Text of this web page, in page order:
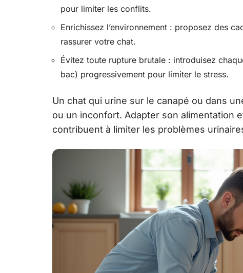
pour limiter les conflits.
Enrichissez l’environnement : proposez des
rassurer votre chat.
Évitez toute rupture brutale : introduisez
bac) progressivement pour limiter le stress.
Un chat qui urine sur le canapé ou dans
ou un inconfort. Adapter son alimentation
contribuent à limiter les problèmes